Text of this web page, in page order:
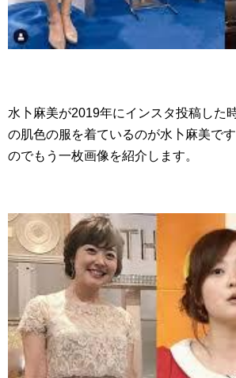
水卜麻美が2019年にインスタ投稿した
の肌色の服を着ているのが水卜麻美で
のでもう一枚画像を紹介します。